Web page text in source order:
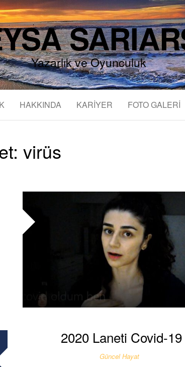
Yazarlık ve Oyunculuk
HAKKINDA KARİYER FOTO GALERİ
virüs
2020 Laneti Covid-19
Güncel Hayat